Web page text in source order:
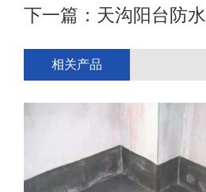
下一篇： 天沟阳台防水
相关产品